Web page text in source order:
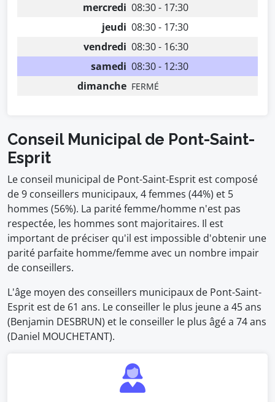
mercredi 08:30 - 17:30
jeudi 08:30 - 17:30
vendredi 08:30 - 16:30
samedi 08:30 - 12:30
dimanche FERMÉ
Conseil Municipal de Pont-Saint-
Esprit
Le conseil municipal de Pont-Saint-Esprit est composé
de 9 conseillers municipaux, 4 femmes (44%) et 5
hommes (56%). La parité femme/homme n'est pas
respectée, les hommes sont majoritaires. Il est
important de préciser qu'il est impossible d'obtenir une
parité parfaite homme/femme avec un nombre impair
de conseillers.
L'âge moyen des conseillers municipaux de Pont-Saint-
Esprit est de 61 ans. Le conseiller le plus jeune a 45 ans
(Benjamin DESBRUN) et le conseiller le plus âgé a 74 ans
(Daniel MOUCHETANT).